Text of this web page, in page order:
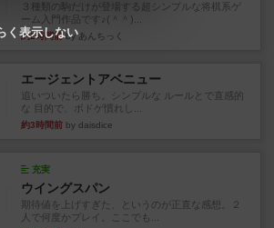
３種類の駒だけが登場する超シンプルな将棋系ゲ
ーム入門作品です♪(＾＾)...
約2時間前by あんちっく
エージェントアベニュー
追いついたら勝ち。シンプルな ルールとで直感的
な 目的で、ボドゲ慣れし...
約3時間前 by daisdice
充実
ウイングスパン
期待値を上げすぎた、というのが正直な感想。２
人で何度かプレイ。ここでも...
く表示しない